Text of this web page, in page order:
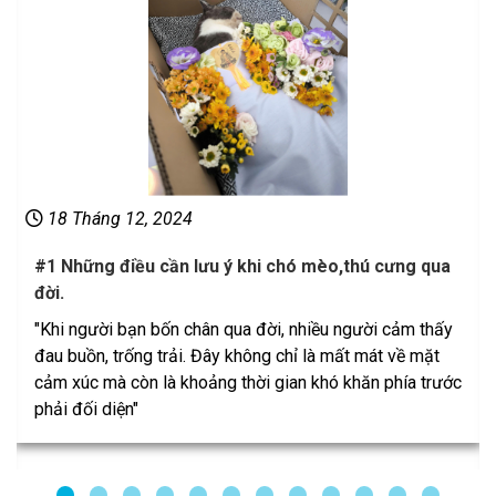
18 Tháng 12, 2024
#1 Những điều cần lưu ý khi chó mèo,thú cưng qua
đời.
"Khi người bạn bốn chân qua đời, nhiều người cảm thấy
đau buồn, trống trải. Đây không chỉ là mất mát về mặt
cảm xúc mà còn là khoảng thời gian khó khăn phía trước
phải đối diện"